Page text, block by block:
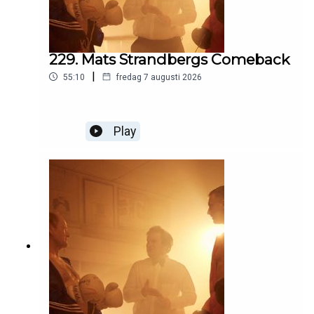
229. Mats Strandbergs Comeback
55:10 | fredag 7 augusti 2026
Play